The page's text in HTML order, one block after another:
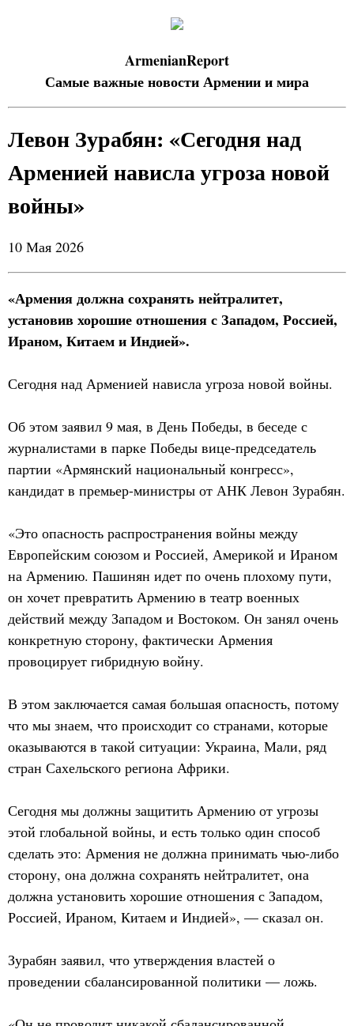
ArmenianReport
Самые важные новости Армении и мира
Левон Зурабян: «Сегодня над
Арменией нависла угроза новой
войны»
10 Мая 2026
«Армения должна сохранять нейтралитет,
установив хорошие отношения с Западом, Россией,
Ираном, Китаем и Индией».
Сегодня над Арменией нависла угроза новой войны.
Об этом заявил 9 мая, в День Победы, в беседе с
журналистами в парке Победы вице-председатель
партии «Армянский национальный конгресс»,
кандидат в премьер-министры от АНК Левон Зурабян.
«Это опасность распространения войны между
Европейским союзом и Россией, Америкой и Ираном
на Армению. Пашинян идет по очень плохому пути,
он хочет превратить Армению в театр военных
действий между Западом и Востоком. Он занял очень
конкретную сторону, фактически Армения
провоцирует гибридную войну.
В этом заключается самая большая опасность, потому
что мы знаем, что происходит со странами, которые
оказываются в такой ситуации: Украина, Мали, ряд
стран Сахельского региона Африки.
Сегодня мы должны защитить Армению от угрозы
этой глобальной войны, и есть только один способ
сделать это: Армения не должна принимать чью-либо
сторону, она должна сохранять нейтралитет, она
должна установить хорошие отношения с Западом,
Россией, Ираном, Китаем и Индией», — сказал он.
Зурабян заявил, что утверждения властей о
проведении сбалансированной политики — ложь.